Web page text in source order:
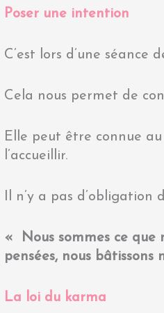
Poser une intention
C’est lors d’une
Cela nous permet de
Elle peut être connue
l’accueillir.
Il n’y a pas d’obligation
« Nous sommes ce que
pensées, nous
La loi du karma